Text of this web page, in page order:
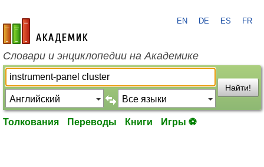
academic.ru
EN DE ES FR
Словари и энциклопедии на Академике
Найти!
Толкования Переводы Книги Игры ⚽